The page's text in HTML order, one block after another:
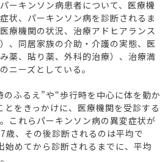
ーキンソン病患者について、医療機
状、パーキンソン病を診断されるま
療機関の状況、治療アドヒアランス
、同居家族の介助・介護の実態、医
薬、貼り薬、外科的治療）、治療満
ニーズとしている。
ふるえ”や“歩行時を中心に体を動か
をきっかけに、医療機関を受診する
これらパーキンソン病の異変症状が
歳、その後診断されるのは平均で
始めてから診断されるまでに、平均